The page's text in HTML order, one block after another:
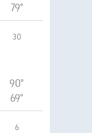
79°
30
90°
69°
6